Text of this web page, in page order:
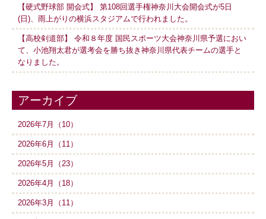
【硬式野球部 開会式】 第108回選手権神奈川大会開会式が5日
(日)、雨上がりの横浜スタジアムで行われました。
【高校剣道部】 令和８年度 国民スポーツ大会神奈川県予選におい
て、小池翔太君が選考会を勝ち抜き神奈川県代表チームの選手と
なりました。
アーカイブ
2026年7月（10）
2026年6月（11）
2026年5月（23）
2026年4月（18）
2026年3月（11）